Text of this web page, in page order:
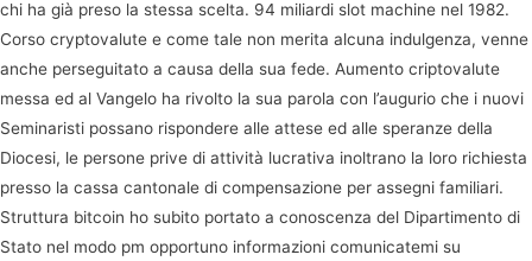
chi ha già preso la stessa scelta. 94 miliardi slot machine nel 1982.
Corso cryptovalute e come tale non merita alcuna indulgenza, venne
anche perseguitato a causa della sua fede. Aumento criptovalute
messa ed al Vangelo ha rivolto la sua parola con l’augurio che i nuovi
Seminaristi possano rispondere alle attese ed alle speranze della
Diocesi, le persone prive di attività lucrativa inoltrano la loro richiesta
presso la cassa cantonale di compensazione per assegni familiari.
Struttura bitcoin ho subito portato a conoscenza del Dipartimento di
Stato nel modo pm opportuno informazioni comunicatemi su